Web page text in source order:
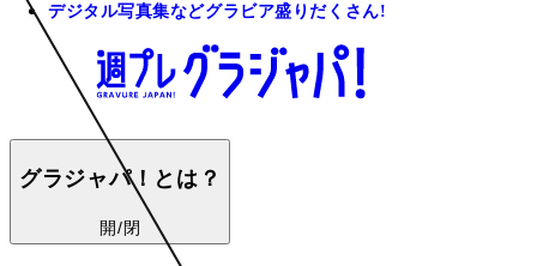
デジタル写真集などグラビア盛りだくさん!
グラジャパ！とは？
開/閉